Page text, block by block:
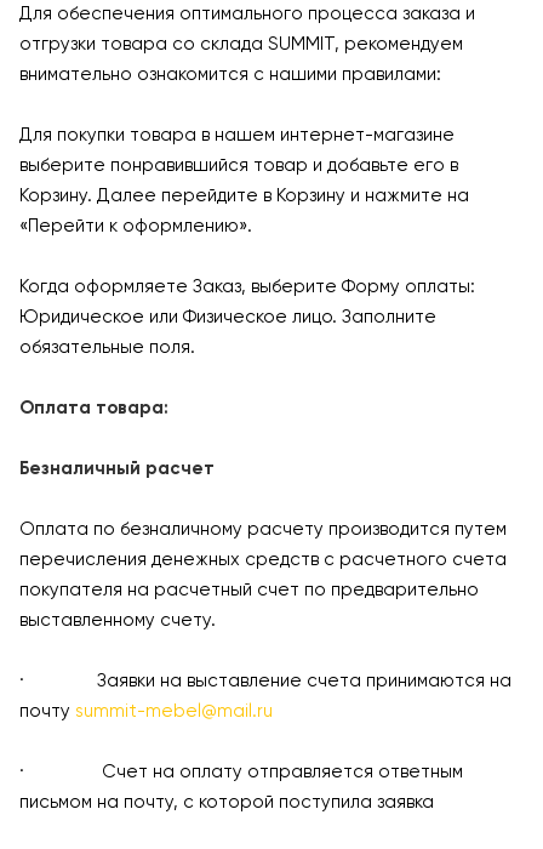
Для обеспечения оптимального процесса заказа и
отгрузки товара со склада SUMMIT, рекомендуем
внимательно ознакомится с нашими правилами:
Для покупки товара в нашем интернет-магазине
выберите понравившийся товар и добавьте его в
Корзину. Далее перейдите в Корзину и нажмите на
«Перейти к оформлению».
Когда оформляете Заказ, выберите Форму оплаты:
Юридическое или Физическое лицо. Заполните
обязательные поля.
Оплата товара:
Безналичный расчет
Оплата по безналичному расчету производится путем
перечисления денежных средств с расчетного счета
покупателя на расчетный счет по предварительно
выставленному счету.
· Заявки на выставление счета принимаются на
почту summit-mebel@mail.ru
· Счет на оплату отправляется ответным
письмом на почту, с которой поступила заявка